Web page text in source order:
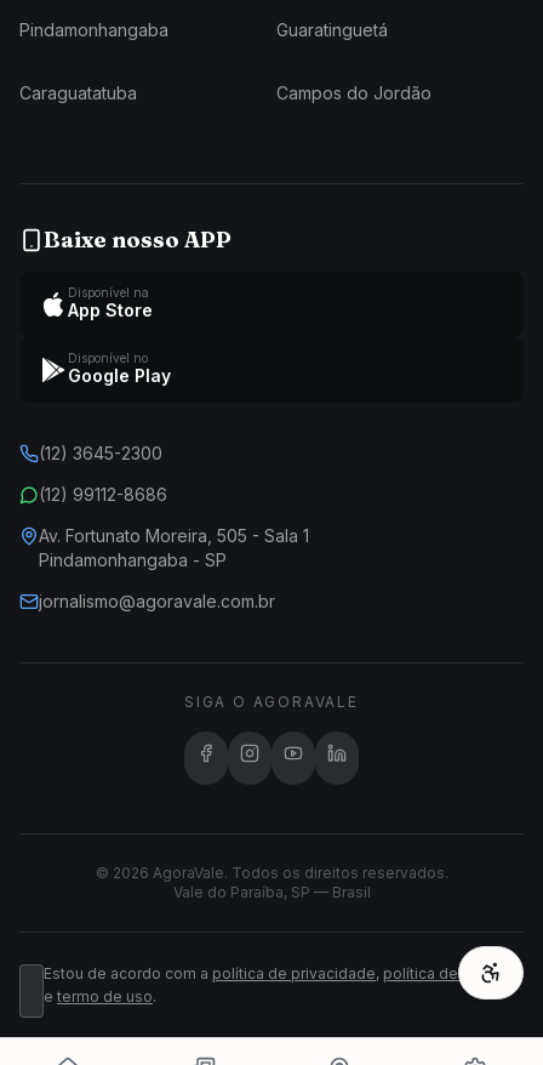
Pindamonhangaba Guaratinguetá
Caraguatatuba Campos do Jordão
Baixe nosso APP
Disponível na
App Store
Disponível no
Google Play
(12) 3645-2300
(12) 99112-8686
Av. Fortunato Moreira, 505 - Sala 1
Pindamonhangaba - SP
jornalismo@agoravale.com.br
SIGA O AGORAVALE
© 2026 AgoraVale. Todos os direitos reservados.
Vale do Paraíba, SP — Brasil
Estou de acordo com a política de privacidade, política de cookies
e termo de uso.